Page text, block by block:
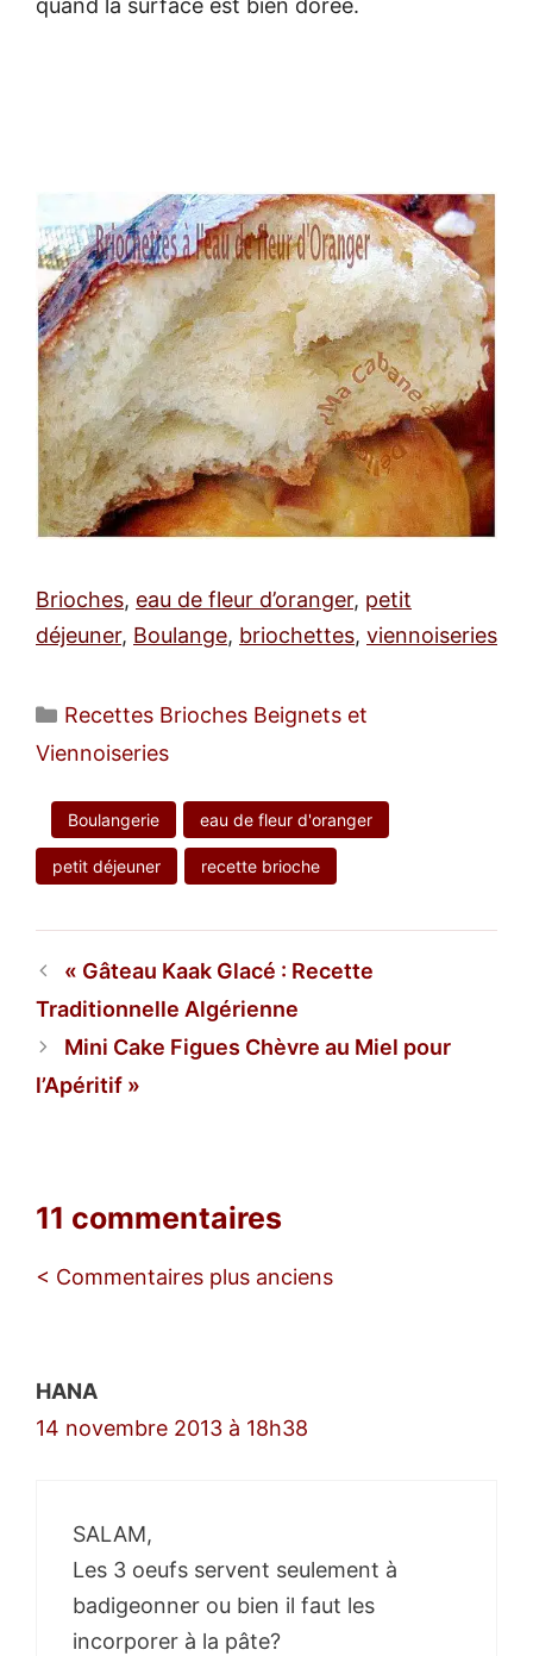
quand la surface est bien dorée.
Brioches, eau de fleur d’oranger, petit
déjeuner, Boulange, briochettes, viennoiseries
Catégories
Recettes Brioches Beignets et
Viennoiseries
Boulangerie eau de fleur d'oranger
petit déjeuner recette brioche
Gâteau Kaak Glacé : Recette
Traditionnelle Algérienne
Mini Cake Figues Chèvre au Miel pour
l’Apéritif
11 commentaires
Navigation
< Commentaires plus anciens
HANA
14 novembre 2013 à 18h38
SALAM,
Les 3 oeufs servent seulement à
badigeonner ou bien il faut les
incorporer à la pâte?